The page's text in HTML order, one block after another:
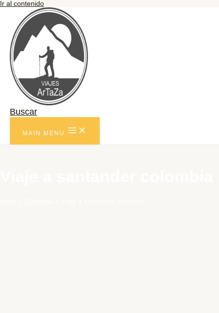
Ir al contenido
Buscar
MAIN MENU